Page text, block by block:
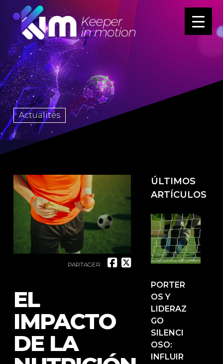
Actualités
PARTAGER
EL
IMPACTO
DE LA
ÚLTIMOS
ARTÍCULOS
PORTER
OS Y
LIDERAZ
GO
SILENCI
OSO:
INFLUIR